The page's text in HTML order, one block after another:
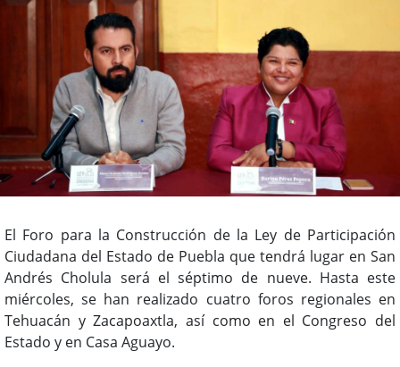
El Foro para la Construcción de la Ley de Participación
Ciudadana del Estado de Puebla que tendrá lugar en San
Andrés Cholula será el séptimo de nueve. Hasta este
miércoles, se han realizado cuatro foros regionales en
Tehuacán y Zacapoaxtla, así como en el Congreso del
Estado y en Casa Aguayo.